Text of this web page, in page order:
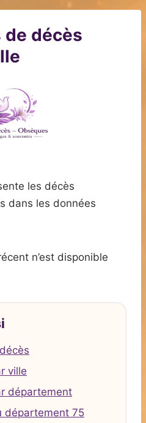
de décès
les décès
dans les données
n’est disponible
ville
département
département 75